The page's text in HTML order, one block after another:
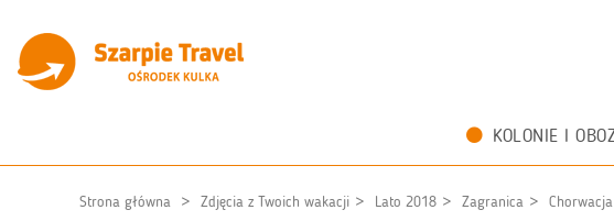
KOLONIE I
Strona główna Zdjęcia z Twoich wakacji Lato 2018 Zagranica